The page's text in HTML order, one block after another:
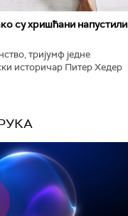
су хришћани напустили
тријумф једне
историчар Питер Хедер